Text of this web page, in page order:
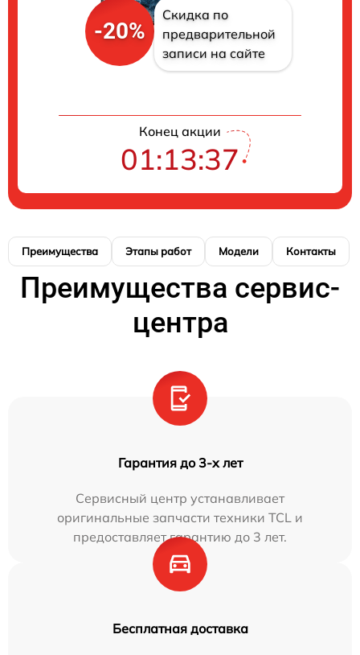
-20%
Скидка по
предварительной
записи на сайте
Конец акции
01:13:37
Преимущества Этапы работ Модели Контакты
Преимущества сервис-
центра
Гарантия до 3-х лет
Сервисный центр устанавливает
оригинальные запчасти техники TCL и
предоставляет гарантию до 3 лет.
Бесплатная доставка